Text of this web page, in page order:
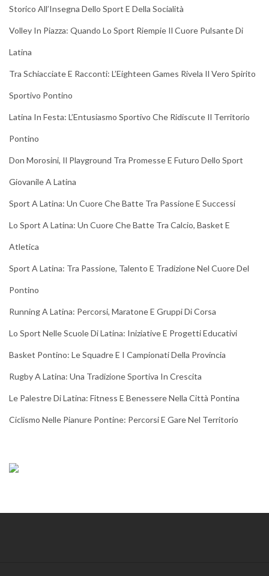
Storico All’Insegna Dello Sport E Della Socialità
Volley In Piazza: Quando Lo Sport Riempie Il Cuore Pulsante Di
Latina
Tra Schiacciate E Racconti: L’Eighteen Games Rivela Il Vero Spirito
Sportivo Pontino
Latina In Festa: L’Entusiasmo Sportivo Che Ridiscute Il Territorio
Pontino
Don Morosini, Il Playground Tra Promesse E Futuro Dello Sport
Giovanile A Latina
Sport A Latina: Un Cuore Che Batte Tra Passione E Successi
Lo Sport A Latina: Un Cuore Che Batte Tra Calcio, Basket E
Atletica
Sport A Latina: Tra Passione, Talento E Tradizione Nel Cuore Del
Pontino
Running A Latina: Percorsi, Maratone E Gruppi Di Corsa
Lo Sport Nelle Scuole Di Latina: Iniziative E Progetti Educativi
Basket Pontino: Le Squadre E I Campionati Della Provincia
Rugby A Latina: Una Tradizione Sportiva In Crescita
Le Palestre Di Latina: Fitness E Benessere Nella Città Pontina
Ciclismo Nelle Pianure Pontine: Percorsi E Gare Nel Territorio